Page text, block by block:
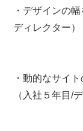
・デザインの
ディレクター）
・動的なサイ
（入社５年目/